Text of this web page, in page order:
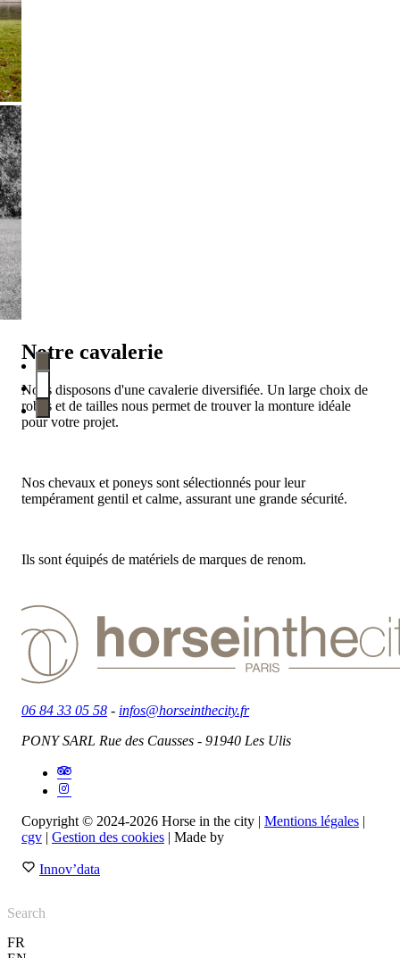
Notre cavalerie
Nous disposons d'une cavalerie diversifiée. Un large choix de
robes et de tailles nous permet de trouver la monture idéale
pour votre projet.
Nos chevaux et poneys sont sélectionnés pour leur
tempérament gentil et calme, assurant une grande sécurité.
Ils sont équipés de matériels de marques de renom.
06 84 33 05 58 - infos@horseinthecity.fr
PONY SARL Rue des Causses - 91940 Les Ulis
Copyright © 2024-2026 Horse in the city | Mentions légales |
cgv | Gestion des cookies | Made by
Innov’data
FR